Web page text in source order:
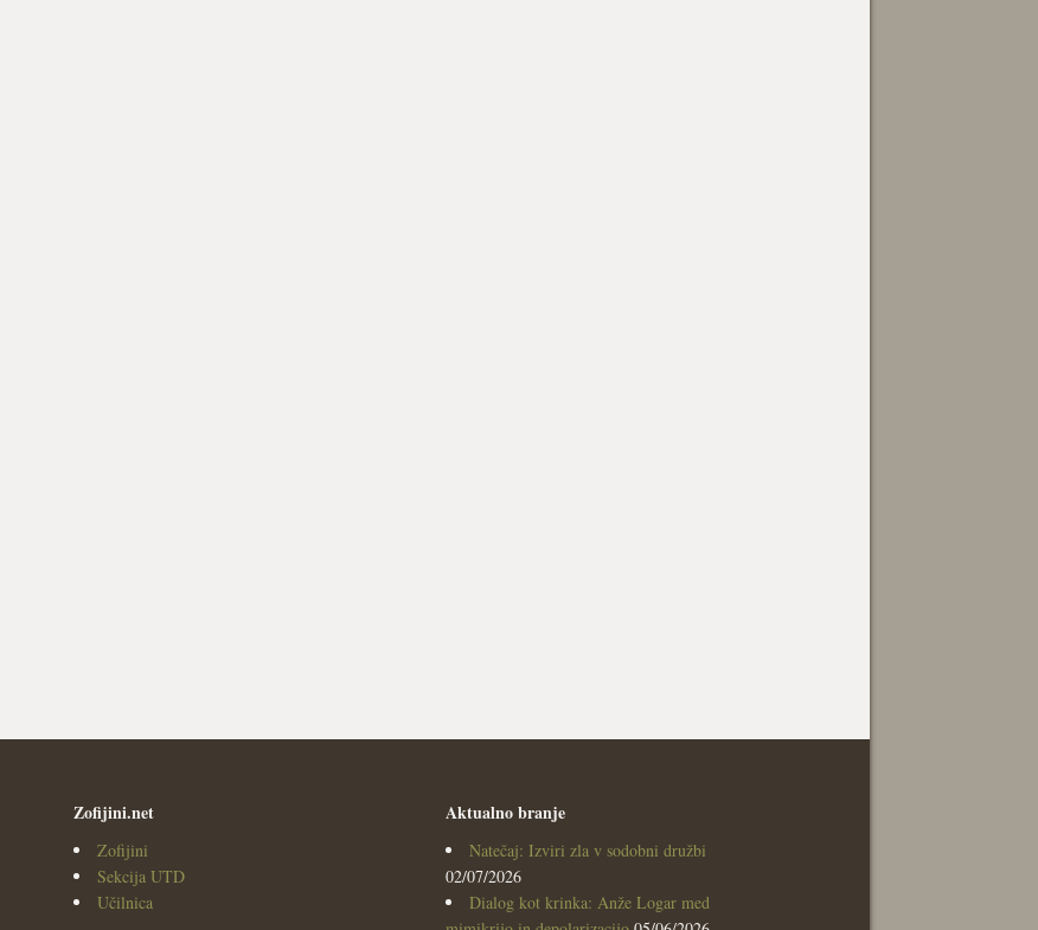
Zofijini.net
Zofijini
Sekcija UTD
Učilnica
Aktualno branje
Natečaj: Izviri zla v sodobni družbi
02/07/2026
Dialog kot krinka: Anže Logar med